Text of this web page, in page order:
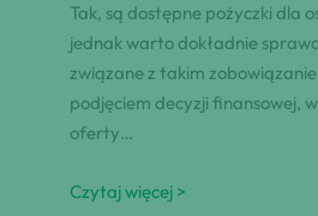
Tak, są dostępne pożyczki dla
jednak warto dokładnie
związane z takim
podjęciem decyzji finansowej,
oferty…
Czytaj więcej >